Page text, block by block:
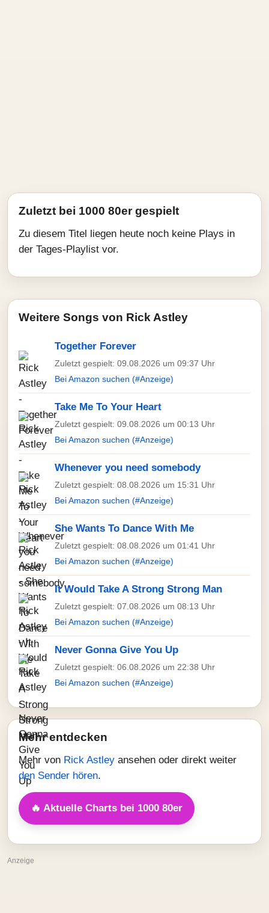
Zuletzt bei 1000 80er gespielt
Zu diesem Titel liegen heute noch keine Plays in
der Tages-Playlist vor.
Weitere Songs von Rick Astley
Together Forever
Zuletzt gespielt: 09.08.2026 um 09:37 Uhr
Bei Amazon suchen (#Anzeige)
Take Me To Your Heart
Zuletzt gespielt: 09.08.2026 um 00:13 Uhr
Bei Amazon suchen (#Anzeige)
Whenever you need somebody
Zuletzt gespielt: 08.08.2026 um 15:31 Uhr
Bei Amazon suchen (#Anzeige)
She Wants To Dance With Me
Zuletzt gespielt: 08.08.2026 um 01:41 Uhr
Bei Amazon suchen (#Anzeige)
It Would Take A Strong Strong Man
Zuletzt gespielt: 07.08.2026 um 08:13 Uhr
Bei Amazon suchen (#Anzeige)
Never Gonna Give You Up
Zuletzt gespielt: 06.08.2026 um 22:38 Uhr
Bei Amazon suchen (#Anzeige)
Mehr entdecken
Mehr von Rick Astley ansehen oder direkt weiter
den Sender hören.
🔥 Aktuelle Charts bei 1000 80er
Anzeige